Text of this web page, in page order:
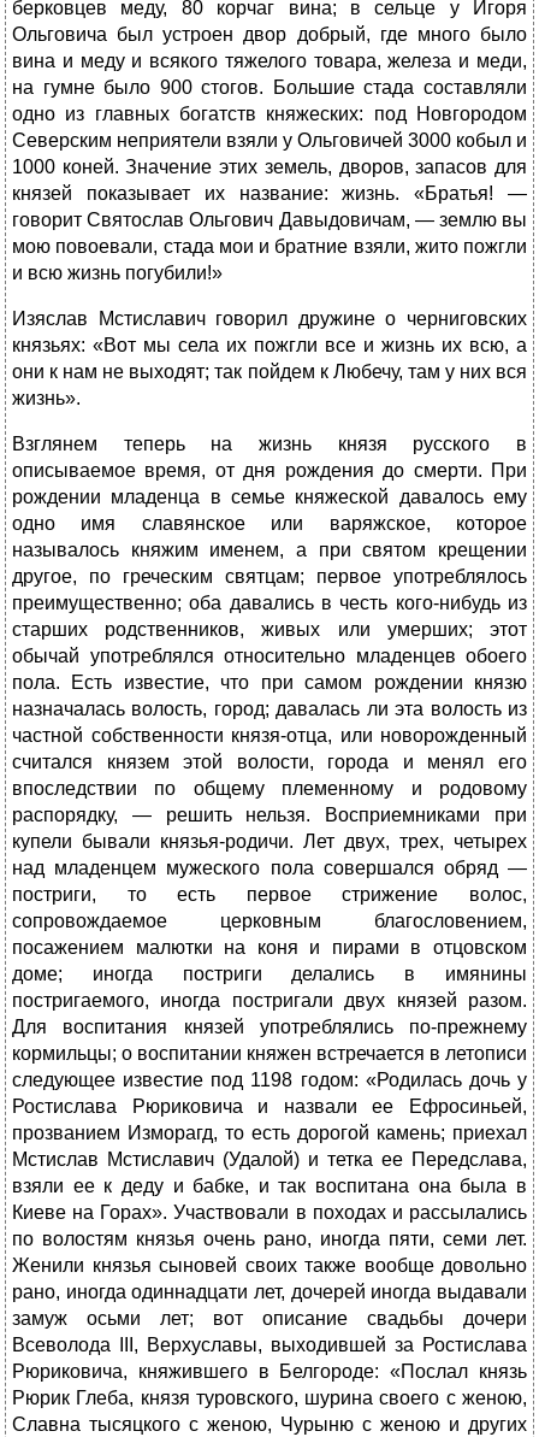
берковцев меду, 80 корчаг вина; в сельце у Игоря
Ольговича был устроен двор добрый, где много было
вина и меду и всякого тяжелого товара, железа и меди,
на гумне было 900 стогов. Большие стада составляли
одно из главных богатств княжеских: под Новгородом
Северским неприятели взяли у Ольговичей 3000 кобыл и
1000 коней. Значение этих земель, дворов, запасов для
князей показывает их название: жизнь. «Братья! —
говорит Святослав Ольгович Давыдовичам, — землю вы
мою повоевали, стада мои и братние взяли, жито пожгли
и всю жизнь погубили!»
Изяслав Мстиславич говорил дружине о черниговских
князьях: «Вот мы села их пожгли все и жизнь их всю, а
они к нам не выходят; так пойдем к Любечу, там у них вся
жизнь».
Взглянем теперь на жизнь князя русского в
описываемое время, от дня рождения до смерти. При
рождении младенца в семье княжеской давалось ему
одно имя славянское или варяжское, которое
называлось княжим именем, а при святом крещении
другое, по греческим святцам; первое употреблялось
преимущественно; оба давались в честь кого-нибудь из
старших родственников, живых или умерших; этот
обычай употреблялся относительно младенцев обоего
пола. Есть известие, что при самом рождении князю
назначалась волость, город; давалась ли эта волость из
частной собственности князя-отца, или новорожденный
считался князем этой волости, города и менял его
впоследствии по общему племенному и родовому
распорядку, — решить нельзя. Восприемниками при
купели бывали князья-родичи. Лет двух, трех, четырех
над младенцем мужеского пола совершался обряд —
постриги, то есть первое стрижение волос,
сопровождаемое церковным благословением,
посажением малютки на коня и пирами в отцовском
доме; иногда постриги делались в имянины
постригаемого, иногда постригали двух князей разом.
Для воспитания князей употреблялись по-прежнему
кормильцы; о воспитании княжен встречается в летописи
следующее известие под 1198 годом: «Родилась дочь у
Ростислава Рюриковича и назвали ее Ефросиньей,
прозванием Изморагд, то есть дорогой камень; приехал
Мстислав Мстиславич (Удалой) и тетка ее Передслава,
взяли ее к деду и бабке, и так воспитана она была в
Киеве на Горах». Участвовали в походах и рассылались
по волостям князья очень рано, иногда пяти, семи лет.
Женили князья сыновей своих также вообще довольно
рано, иногда одиннадцати лет, дочерей иногда выдавали
замуж осьми лет; вот описание свадьбы дочери
Всеволода III, Верхуславы, выходившей за Ростислава
Рюриковича, княжившего в Белгороде: «Послал князь
Рюрик Глеба, князя туровского, шурина своего с женою,
Славна тысяцкого с женою, Чурыню с женою и других